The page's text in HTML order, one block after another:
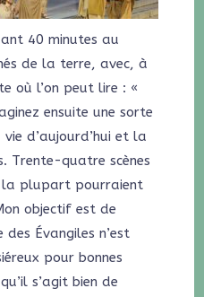
40 minutes au
de la terre, avec, à
où l’on peut lire : «
ensuite une sorte
d’aujourd’hui et la
Trente-quatre scènes
la plupart pourraient
objectif est de
Évangiles n’est
pour bonnes
s’agit bien de